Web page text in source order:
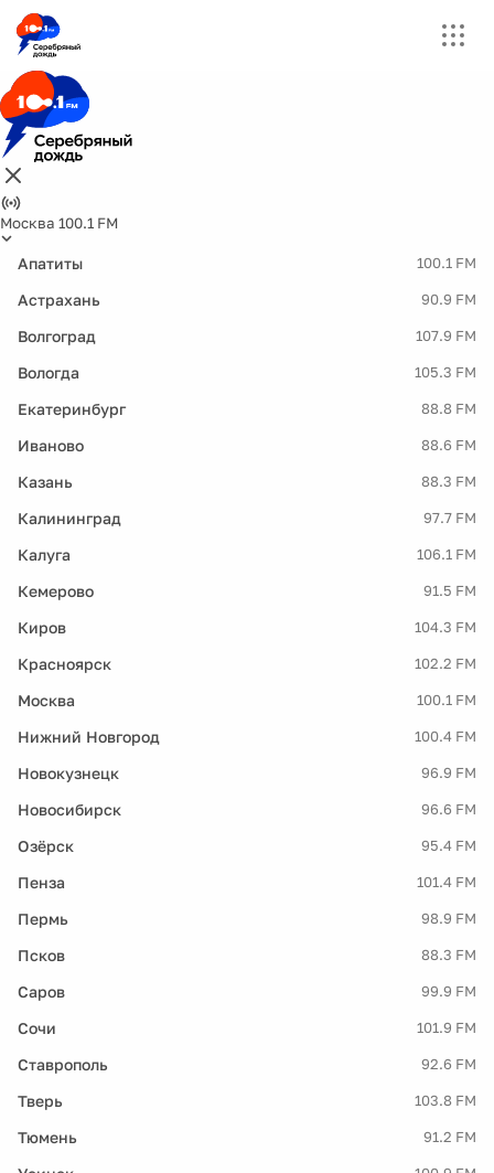
Москва 100.1 FM
Апатиты 100.1 FM
Астрахань 90.9 FM
Волгоград 107.9 FM
Вологда 105.3 FM
Екатеринбург 88.8 FM
Иваново 88.6 FM
Казань 88.3 FM
Калининград 97.7 FM
Калуга 106.1 FM
Кемерово 91.5 FM
Киров 104.3 FM
Красноярск 102.2 FM
Москва 100.1 FM
Нижний Новгород 100.4 FM
Новокузнецк 96.9 FM
Новосибирск 96.6 FM
Озёрск 95.4 FM
Пенза 101.4 FM
Пермь 98.9 FM
Псков 88.3 FM
Саров 99.9 FM
Сочи 101.9 FM
Ставрополь 92.6 FM
Тверь 103.8 FM
Тюмень 91.2 FM